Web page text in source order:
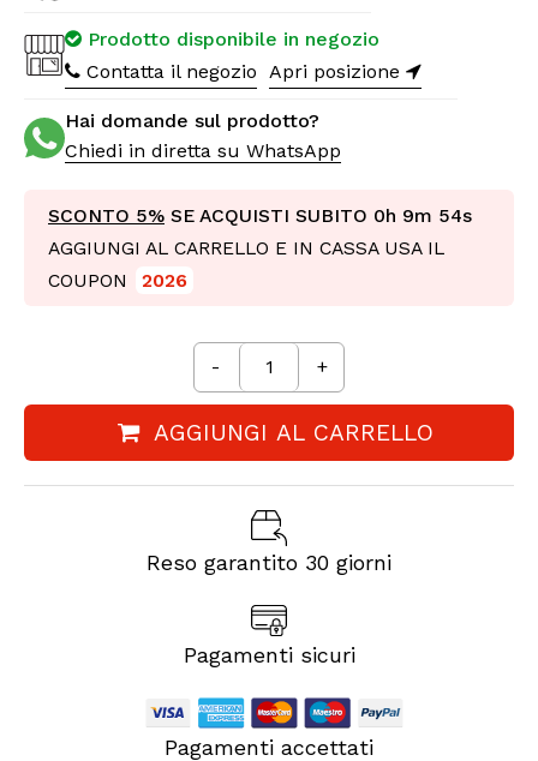
Prodotto disponibile in negozio
Contatta il negozio
Apri posizione
Hai domande sul prodotto?
Chiedi in diretta su WhatsApp
SCONTO 5% SE ACQUISTI SUBITO 0h 9m 52s
AGGIUNGI AL CARRELLO E IN CASSA USA IL
COUPON
2026
- +
AGGIUNGI AL CARRELLO
Reso garantito 30 giorni
Pagamenti sicuri
Pagamenti accettati